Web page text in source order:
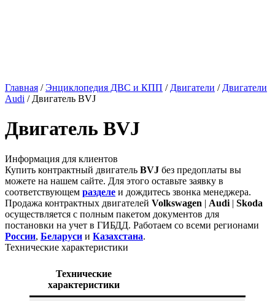
Главная /Энциклопедия ДВС и КПП / Двигатели / Двигатели
Audi / Двигатель BVJ
Двигатель BVJ
Информация для клиентов
Купить контрактный двигатель BVJ без предоплаты вы
можете на нашем сайте. Для этого оставьте заявку в
соответствующем разделе и дождитесь звонка менеджера.
Продажа контрактных двигателей Volkswagen | Audi | Skoda
осуществляется с полным пакетом документов для
постановки на учет в ГИБДД. Работаем со всеми регионами
России, Беларуси и Казахстана.
Технические характеристики
Технические
характеристики